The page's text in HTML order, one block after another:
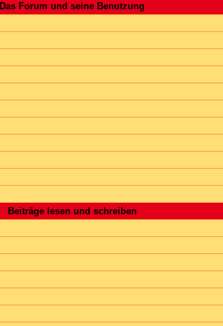
Das Forum und seine Benutzung
Beiträge lesen und schreiben